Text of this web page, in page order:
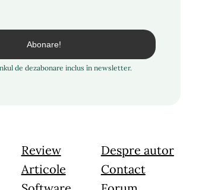
de dezabonare inclus în newsletter.
Review
Articole
Despre autor
Contact